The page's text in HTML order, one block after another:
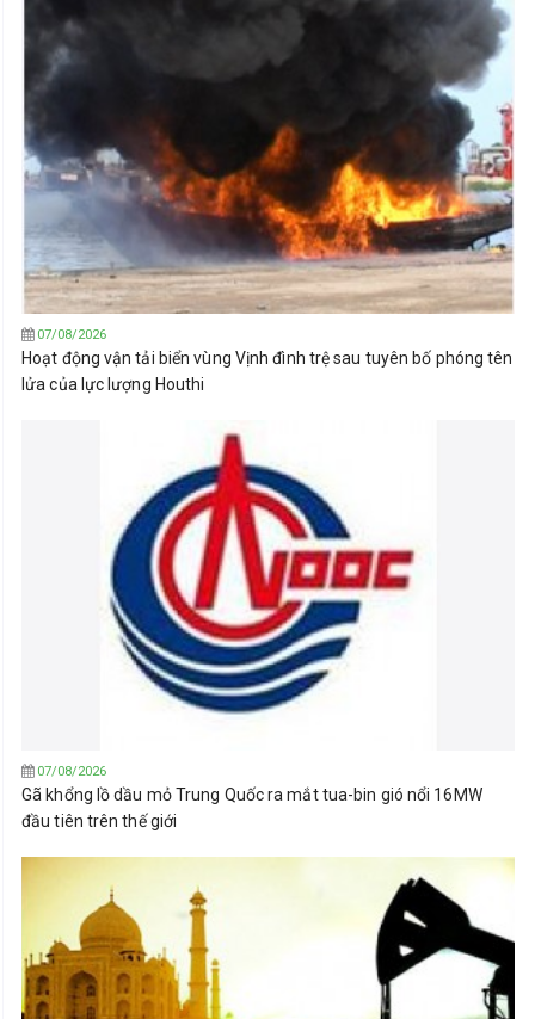
07/08/2026
Hoạt động vận tải biển vùng Vịnh đình trệ sau tuyên bố phóng tên
lửa của lực lượng Houthi
07/08/2026
Gã khổng lồ dầu mỏ Trung Quốc ra mắt tua-bin gió nổi 16MW
đầu tiên trên thế giới